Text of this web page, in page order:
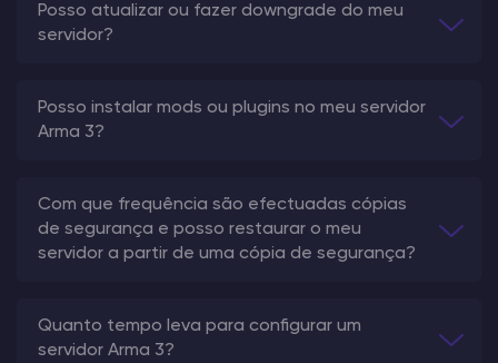
Posso atualizar ou fazer downgrade do meu
servidor?
Posso instalar mods ou plugins no meu servidor
Arma 3?
Com que frequência são efectuadas cópias
de segurança e posso restaurar o meu
servidor a partir de uma cópia de segurança?
Quanto tempo leva para configurar um
servidor Arma 3?